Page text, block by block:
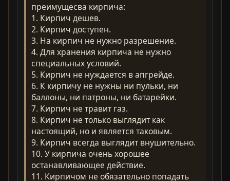
преимущесва кирпича:
1. Кирпич дешев.
2. Кирпич доступен.
3. Hа кирпич не нужно разрешение.
4. Для хранения кирпича не нужно
специальных условий.
5. Кирпич не нуждается в апгрейде.
6. К кирпичу не нужны ни пульки, ни
баллоны, ни патроны, ни батарейки.
7. Кирпич не травит газ.
8. Кирпич не только выглядит как
настоящий, но и является таковым.
9. Кирпич всегда выглядит внушительно.
10. У кирпича очень хорошее
останавливающее действие.
11. Кирпичом не обязательно попадать